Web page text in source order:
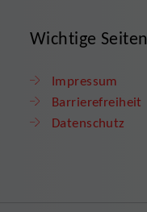
Wichtige Seiten
Impressum
Barrierefreiheit
Datenschutz